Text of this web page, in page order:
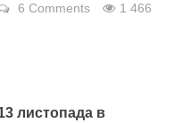
6 Comments 1 466
листопада в